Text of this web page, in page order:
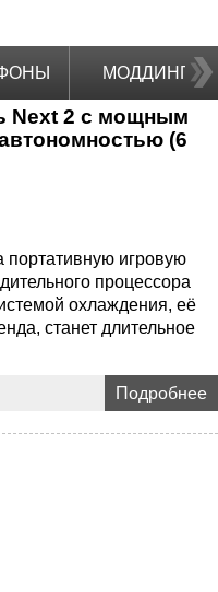
МОДДИНГ
Next 2 с мощным
(6
портативную игровую
процессора
охлаждения, её
станет длительное
Подробнее